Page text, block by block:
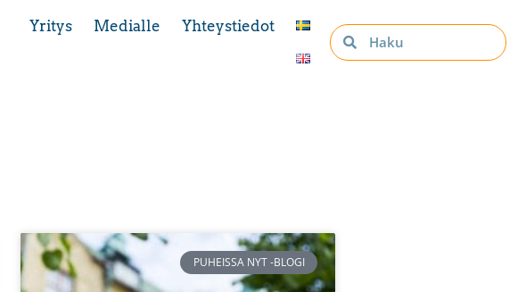
Yritys Medialle Yhteystiedot
PUHEISSA NYT -BLOGI